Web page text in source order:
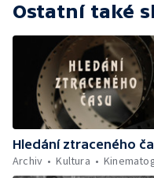
Jízda
Ostatní také
Hledání ztraceného
Archiv
Kultura